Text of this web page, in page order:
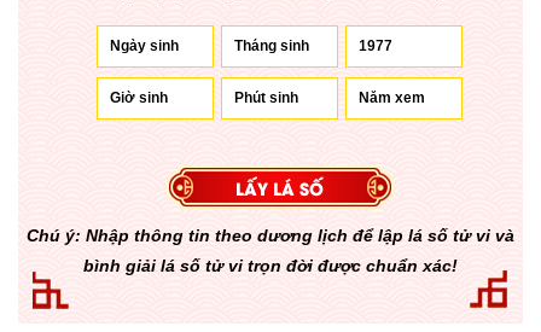
Chú ý: Nhập thông tin theo dương lịch để lập lá số tử vi và
bình giải lá số tử vi trọn đời được chuẩn xác!